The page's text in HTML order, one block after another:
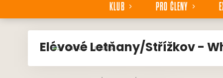
KLUB PRO ČLENY
Elévové Letňany/Střížkov -